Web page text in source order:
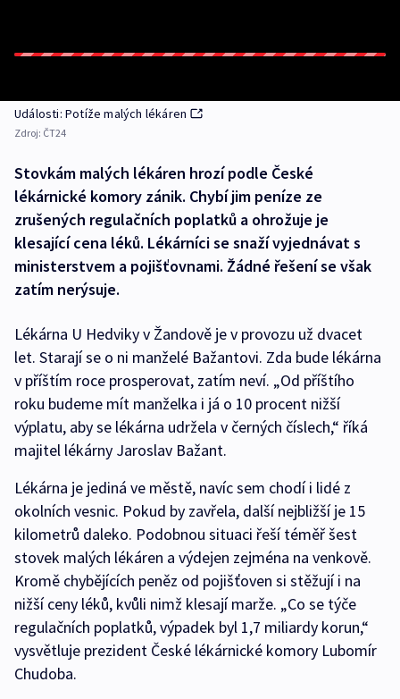
Události: Potíže malých lékáren
Zdroj: ČT24
Stovkám malých lékáren hrozí podle České
lékárnické komory zánik. Chybí jim peníze ze
zrušených regulačních poplatků a ohrožuje je
klesající cena léků. Lékárníci se snaží vyjednávat s
ministerstvem a pojišťovnami. Žádné řešení se však
zatím nerýsuje.
Lékárna U Hedviky v Žandově je v provozu už dvacet
let. Starají se o ni manželé Bažantovi. Zda bude lékárna
v příštím roce prosperovat, zatím neví. „Od příštího
roku budeme mít manželka i já o 10 procent nižší
výplatu, aby se lékárna udržela v černých číslech,“ říká
majitel lékárny Jaroslav Bažant.
Lékárna je jediná ve městě, navíc sem chodí i lidé z
okolních vesnic. Pokud by zavřela, další nejbližší je 15
kilometrů daleko. Podobnou situaci řeší téměř šest
stovek malých lékáren a výdejen zejména na venkově.
Kromě chybějících peněz od pojišťoven si stěžují i na
nižší ceny léků, kvůli nimž klesají marže. „Co se týče
regulačních poplatků, výpadek byl 1,7 miliardy korun,“
vysvětluje prezident České lékárnické komory Lubomír
Chudoba.